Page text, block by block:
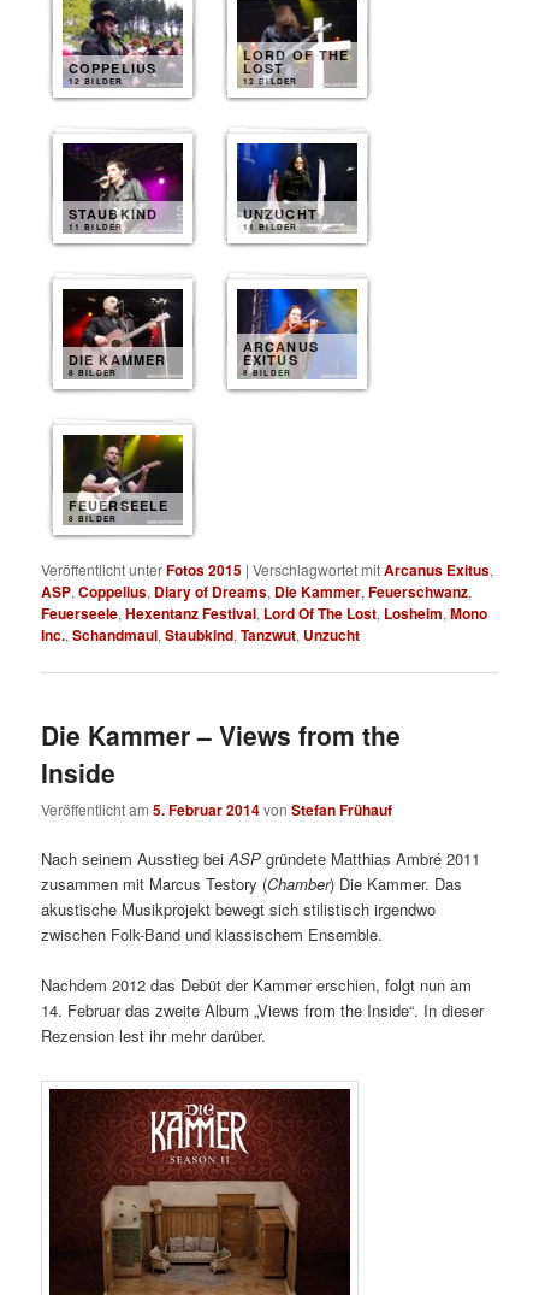
COPPELIUS
12 BILDER
LORD OF THE
LOST
12 BILDER
STAUBKIND
11 BILDER
UNZUCHT
11 BILDER
DIE KAMMER
8 BILDER
ARCANUS
EXITUS
8 BILDER
FEUERSEELE
8 BILDER
Veröffentlicht unterFotos 2015 |Verschlagwortet mitArcanus Exitus,
ASP,Coppelius, Diary of Dreams, Die Kammer,Feuerschwanz,
Feuerseele,Hexentanz Festival, Lord Of The Lost, Losheim,Mono
Inc.,Schandmaul,Staubkind,Tanzwut, Unzucht
Die Kammer – Views from the
Inside
Veröffentlicht am5. Februar 2014vonStefan Frühauf
Nach seinem Ausstieg beiASP gründete Matthias Ambré 2011
zusammen mit Marcus Testory (Chamber) Die Kammer. Das
akustische Musikprojekt bewegt sich stilistisch irgendwo
zwischen Folk-Band und klassischem Ensemble.
Nachdem 2012 das Debüt der Kammer erschien, folgt nun am
14. Februar das zweite Album „Views from the Inside“. In dieser
Rezension lest ihr mehr darüber.